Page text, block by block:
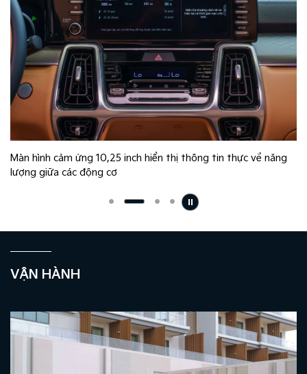
Màn hình cảm ứng 10,25 inch hiển thị thông tin thực về năng
lượng giữa các động cơ
VẬN HÀNH